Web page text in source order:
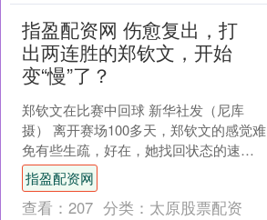
指盈配资网 伤愈复出，打
出两连胜的郑钦文，开始
变“慢”了？
郑钦文在比赛中回球 新华社发（尼库
摄） 离开赛场100多天，郑钦文的感觉难
免有些生疏，好在，她找回状态的速度
挺快。北京时间昨夜今晨的WTA多哈站
第二轮，中国金花....
指盈配资网
查看： 207 分类： 太原股票配资